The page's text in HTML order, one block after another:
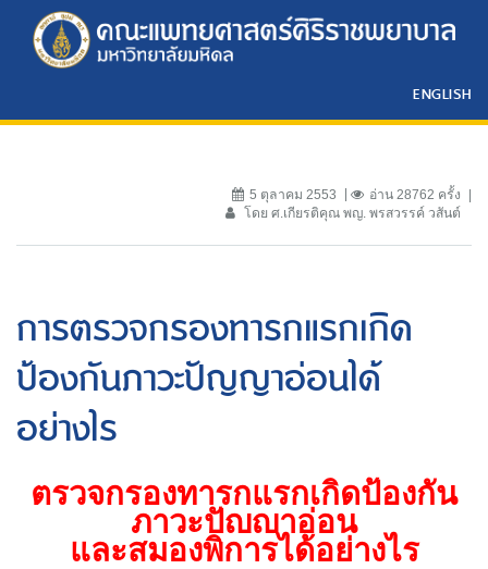
ENGLISH
5 ตุลาคม 2553
อ่าน 28762 ครั้ง
โดย ศ.เกียรติคุณ พญ. พรสวรรค์ วสันต์
การตรวจกรองทารกแรกเกิด
ป้องกันภาวะปัญญาอ่อนได้
อย่างไร
ตรวจกรองทารกแรกเกิดป้องกัน
ภาวะปัญญาอ่อน
และสมองพิการได้อย่างไร